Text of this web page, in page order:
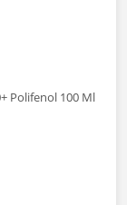
Polifenol 100 Ml